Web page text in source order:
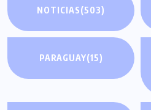
NOTICIAS(503)
PARAGUAY(15)